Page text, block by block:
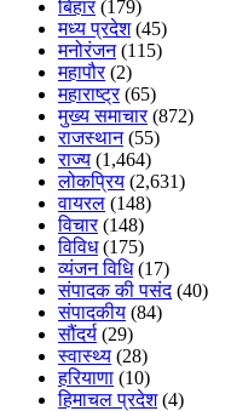
बिहार(179)
मध्य प्रदेश(45)
मनोरंजन(115)
महापौर(2)
महाराष्ट्र(65)
मुख्य समाचार(872)
राजस्थान(55)
राज्य (1,464)
लोकप्रिय (2,631)
वायरल (148)
विचार(148)
विविध(175)
व्यंजन विधि(17)
संपादक की पसंद(40)
संपादकीय (84)
सौंदर्य (29)
स्वास्थ्य (28)
हरियाणा (10)
हिमाचल प्रदेश(4)